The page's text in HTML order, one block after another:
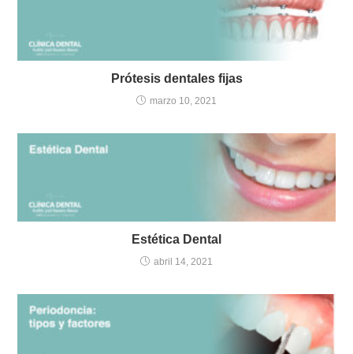
Prótesis dentales fijas
marzo 10, 2021
Estética Dental
abril 14, 2021